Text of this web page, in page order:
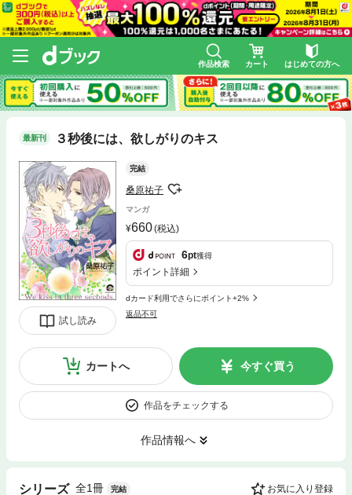
作品検索 カート はじめての方へ
最新刊 ３秒後には、欲しがりのキス
試し読み
完結
桑原祐子
マンガ
660(税込)
6pt獲得
ポイント詳細
dカード利用でさらにポイント+2%
返品不可
カートへ 今すぐ買う
作品をチェックする
作品情報へ
シリーズ 全1冊 完結 お気に入り登録